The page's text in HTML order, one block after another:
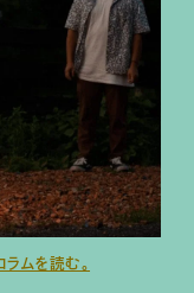
ムを読む。